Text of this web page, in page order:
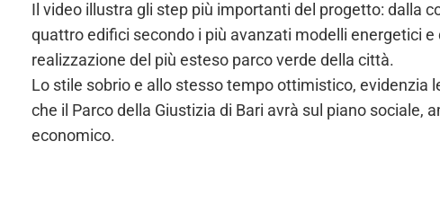
Il video illustra gli step più importanti del progetto: dalla
quattro edifici secondo i più avanzati modelli energetici e
realizzazione del più esteso parco verde della città.
Lo stile sobrio e allo stesso tempo ottimistico, evidenzia
che il Parco della Giustizia di Bari avrà sul piano sociale,
economico.